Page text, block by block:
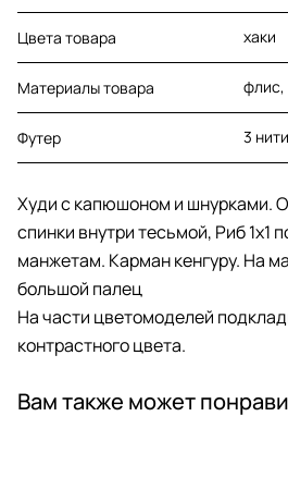
Цвета товара хаки
Материалы товара флис,
Футер 3 нити
Худи с капюшоном и шнурками.
спинки внутри тесьмой, Риб 1х1
манжетам. Карман кенгуру. На
большой палец
На части цветомоделей
контрастного цвета.
Вам также может